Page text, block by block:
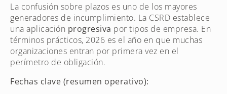
La confusión sobre plazos es uno de los mayores
generadores de incumplimiento. La CSRD establece
una aplicación progresiva por tipos de empresa. En
términos prácticos, 2026 es el año en que muchas
organizaciones entran por primera vez en el
perímetro de obligación.
Fechas clave (resumen operativo):